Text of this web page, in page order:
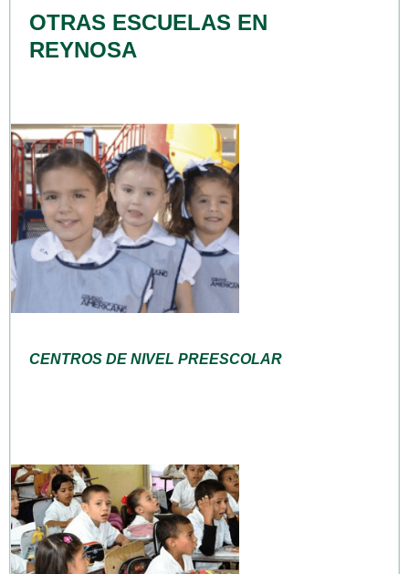
OTRAS ESCUELAS EN
REYNOSA
CENTROS DE NIVEL PREESCOLAR